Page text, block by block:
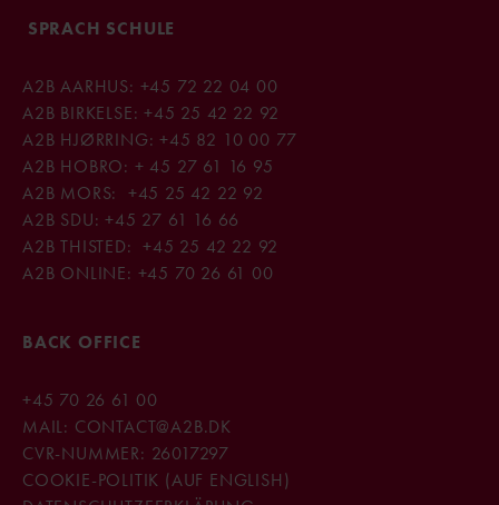
SPRACH SCHULE
A2B AARHUS: +45 72 22 04 00
A2B BIRKELSE:+45 25 42 22 92
A2B HJØRRING:+45 82 10 00 77
A2B HOBRO: + 45 27 61 16 95
A2B MORS: +45 25 42 22 92
A2B SDU:+45 27 61 16 66
A2B THISTED:+45 25 42 22 92
A2B ONLINE: +45 70 26 61 00
BACK OFFICE
+45 70 26 61 00
MAIL: CONTACT@A2B.DK
CVR-NUMMER: 26017297
COOKIE-POLITIK (AUF ENGLISH)